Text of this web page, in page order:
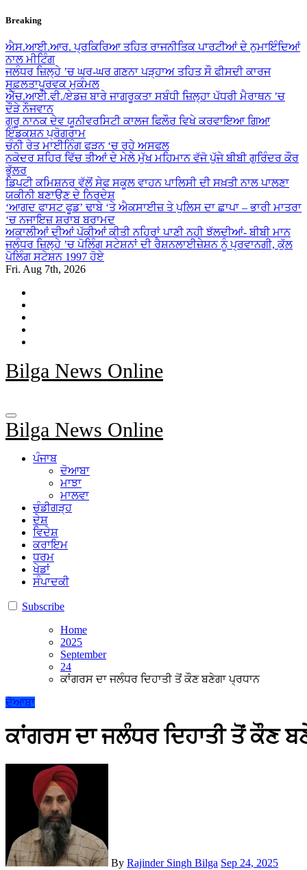
Skip
content
Breaking
ਐਸ.ਆਈ.ਆਰ. ਪ੍ਰਕਿਰਿਆ ਤਹਿਤ ਰਾਜਨੀਤਿਕ ਪਾਰਟੀਆਂ ਦੇ ਨੁਮਾਇੰਦਿਆਂ
ਨਾਲ ਮੀਟਿੰਗ
ਜਲੰਧਰ ਜ਼ਿਲ੍ਹੇ ’ਚ ਘਰ-ਘਰ ਗਣਨਾ ਪੜ੍ਹਾਅ ਤਹਿਤ ਸੌ ਫੀਸਦੀ ਕਾਰਜ
ਸਫ਼ਲਤਾਪੂਰਵਕ ਮੁਕੰਮਲ
ਐੱਚ.ਆਈ.ਵੀ./ਏਡਜ਼ ਬਾਰੇ ਜਾਗਰੂਕਤਾ ਸਬੰਧੀ ਜ਼ਿਲ੍ਹਾ ਪੱਧਰੀ ਮੈਰਾਥਨ ’ਚ
ਦੌੜੇ ਨੌਜਵਾਨ
ਗੁਰੂ ਨਾਨਕ ਦੇਵ ਯੂਨੀਵਰਸਿਟੀ ਕਾਲਜ ਫਿਲੌਰ ਵਿਖੇ ਕਰਵਾਇਆ ਗਿਆ
ਇੰਡਕਸ਼ਨ ਪ੍ਰੋਗਰਾਮ
ਚੰਨੀ ਰੇਤ ਮਾਈਨਿੰਗ ਫੜਨ ‘ਚ ਰਹੇ ਅਸਫਲ
ਨਕੋਦਰ ਸ਼ਹਿਰ ਵਿੱਚ ਤੀਆਂ ਦੇ ਮੇਲੇ ਮੁੱਖ ਮਹਿਮਾਨ ਵੱਜੋ ਪੁੱਜੇ ਬੀਬੀ ਗੁਰਿੰਦਰ ਕੌਰ
ਭੁੱਲਰ
ਡਿਪਟੀ ਕਮਿਸ਼ਨਰ ਵੱਲੋਂ ਸੇਫ ਸਕੂਲ ਵਾਹਨ ਪਾਲਿਸੀ ਦੀ ਸਖ਼ਤੀ ਨਾਲ ਪਾਲਣਾ
ਯਕੀਨੀ ਬਣਾਉਣ ਦੇ ਨਿਰਦੇਸ਼
‘ਆਗਦ ਫਾਸਟ ਫੂਡ’ ਢਾਬੇ ‘ਤੇ ਐਕਸਾਈਜ਼ ਤੇ ਪੁਲਿਸ ਦਾ ਛਾਪਾ – ਭਾਰੀ ਮਾਤਰਾ
‘ਚ ਨਜਾਇਜ਼ ਸ਼ਰਾਬ ਬਰਾਮਦ
ਅਕਾਲੀਆਂ ਦੀਆਂ ਪੱਕੀਆਂ ਕੀਤੀ ਨਹਿਰਾਂ ਪਾਣੀ ਨਹੀ ਝੱਲਦੀਆਂ- ਬੀਬੀ ਮਾਨ
ਜਲੰਧਰ ਜ਼ਿਲ੍ਹੇ ’ਚ ਪੋਲਿੰਗ ਸਟੇਸ਼ਨਾਂ ਦੀ ਰੈਸ਼ਨਲਾਈਜ਼ੇਸ਼ਨ ਨੂੰ ਪ੍ਰਵਾਨਗੀ, ਕੁੱਲ
ਪੋਲਿੰਗ ਸਟੇਸ਼ਨ 1997 ਹੋਏ
Fri. Aug 7th, 2026
Bilga News Online
Bilga News Online
ਪੰਜਾਬ
ਦੋਆਬਾ
ਮਾਝਾ
ਮਾਲਵਾ
ਚੰਡੀਗੜ੍ਹ
ਦੇਸ਼
ਵਿਦੇਸ਼
ਕਰਾਇਮ
ਧਰਮ
ਖੇਡਾਂ
ਸੰਪਾਦਕੀ
Subscribe
Home
2025
September
24
ਕਾਂਗਰਸ ਦਾ ਜਲੰਧਰ ਦਿਹਾਤੀ ਤੋਂ ਕੌਣ ਬਣੇਗਾ ਪ੍ਰਧਾਨ
ਦੋਆਬਾ
ਕਾਂਗਰਸ ਦਾ ਜਲੰਧਰ ਦਿਹਾਤੀ ਤੋਂ ਕੌਣ
By Rajinder Singh Bilga Sep 24, 2025